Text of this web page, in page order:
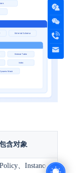
含对象
、Instance